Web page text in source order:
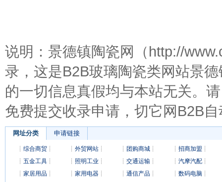
说明：景德镇陶瓷网（http://
录，这是B2B玻璃陶瓷类网站景
的一切信息真假均与本站无关。
免费提交收录申请，切它网B2B
网址分类 申请链接
┊ 综合商贸 ┊ ┊ 外贸网站 ┊ ┊ 团购商城 ┊ ┊ 招商加盟 ┊
┊ 五金工具 ┊ ┊ 照明工业 ┊ ┊ 交通运输 ┊ ┊ 汽摩汽配┊
┊ 家居用品 ┊ ┊ 家用电器 ┊ ┊ 通信产品 ┊ ┊ 数码电脑 ┊